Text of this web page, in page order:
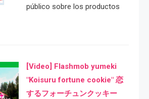
público sobre los productos
[Video] Flashmob yumeki
"Koisuru fortune cookie" 恋
するフォーチュンクッキー